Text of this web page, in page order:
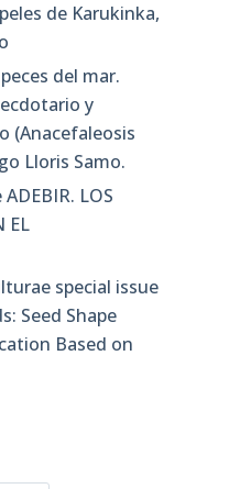
de Karukinka,
del mar.
y
(Anacefaleosis
Lloris Samo.
LOS
EL
special issue
Seed Shape
Based on